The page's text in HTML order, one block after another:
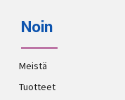
Noin
Meistä
Tuotteet